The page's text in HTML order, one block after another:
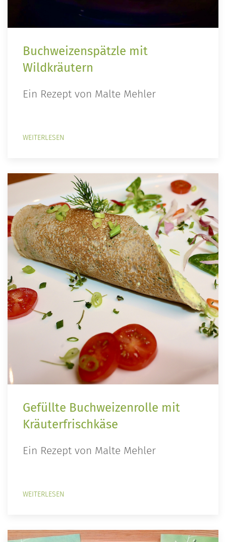
Buchweizenspätzle mit
Wildkräutern
Ein Rezept von Malte Mehler
WEITERLESEN
Gefüllte Buchweizenrolle mit
Kräuterfrischkäse
Ein Rezept von Malte Mehler
WEITERLESEN